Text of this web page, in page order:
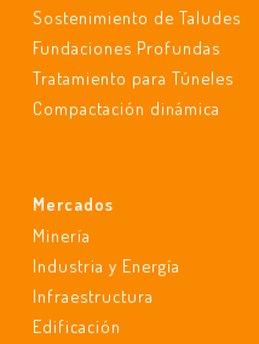
Sostenimiento de Taludes
Fundaciones Profundas
Tratamiento para Túneles
Compactación dinámica
Mercados
Minería
Industria y Energía
Infraestructura
Edificación